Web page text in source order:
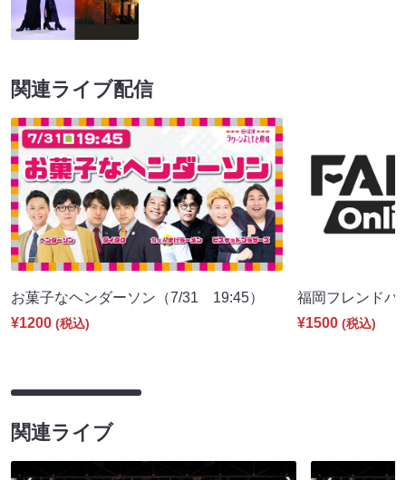
関連ライブ配信
お菓子なヘンダーソン（7/31 19:45）
¥1200 (税込)
福岡フレンド
¥1500 (税込)
関連ライブ